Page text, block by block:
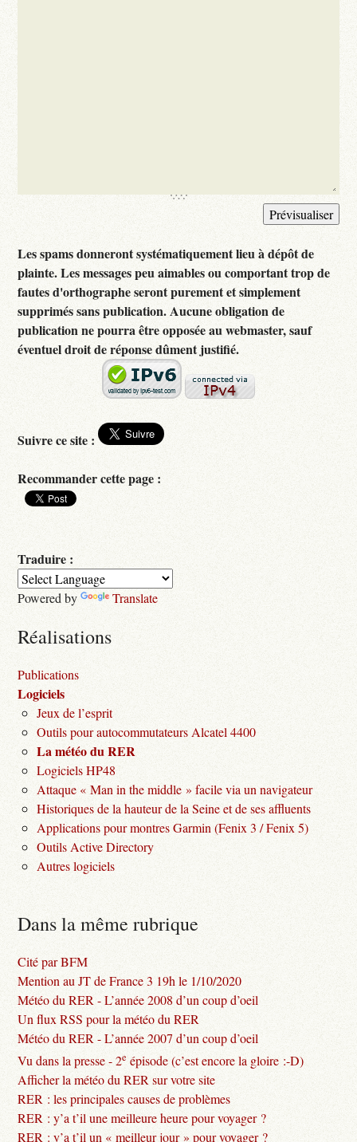
Les spams donneront systématiquement lieu à dépôt de
plainte. Les messages peu aimables ou comportant trop de
fautes d'orthographe seront purement et simplement
supprimés sans publication. Aucune obligation de
publication ne pourra être opposée au webmaster, sauf
éventuel droit de réponse dûment justifié.
Suivre ce site :
Recommander cette page :
Traduire :
Powered by Translate
Réalisations
Publications
Logiciels
Jeux de l’esprit
Outils pour autocommutateurs Alcatel 4400
La météo du RER
Logiciels HP48
Attaque « Man in the middle » facile via un navigateur
Historiques de la hauteur de la Seine et de ses affluents
Applications pour montres Garmin (Fenix 3 / Fenix 5)
Outils Active Directory
Autres logiciels
Dans la même rubrique
Cité par BFM
Mention au JT de France 3 19h le 1/10/2020
Météo du RER - L’année 2008 d’un coup d’oeil
Un flux RSS pour la météo du RER
Météo du RER - L’année 2007 d’un coup d’oeil
Vu dans la presse - 2e épisode (c’est encore la gloire :-D)
Afficher la météo du RER sur votre site
RER : les principales causes de problèmes
RER : y’a t’il une meilleure heure pour voyager ?
RER : y’a t’il un « meilleur jour » pour voyager ?